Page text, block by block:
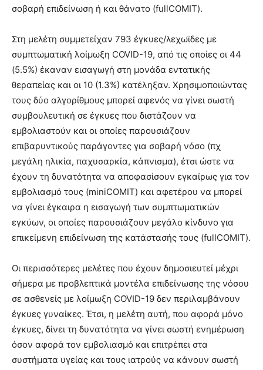
σοβαρή επιδείνωση ή και θάνατο (fullCOMIT).
Στη μελέτη συμμετείχαν 793 έγκυες/λεχωϊδες με
συμπτωματική λοίμωξη COVID-19, από τις οποίες οι 44
(5.5%) έκαναν εισαγωγή στη μονάδα εντατικής
θεραπείας και οι 10 (1.3%) κατέληξαν. Χρησιμοποιώντας
τους δύο αλγορίθμους μπορεί αφενός να γίνει σωστή
συμβουλευτική σε έγκυες που διστάζουν να
εμβολιαστούν και οι οποίες παρουσιάζουν
επιβαρυντικούς παράγοντες για σοβαρή νόσο (πχ
μεγάλη ηλικία, παχυσαρκία, κάπνισμα), έτσι ώστε να
έχουν τη δυνατότητα να αποφασίσουν εγκαίρως για τον
εμβολιασμό τους (miniCOMIT) και αφετέρου να μπορεί
να γίνει έγκαιρα η εισαγωγή των συμπτωματικών
εγκύων, οι οποίες παρουσιάζουν μεγάλο κίνδυνο για
επικείμενη επιδείνωση της κατάστασής τους (fullCOMIT).
Οι περισσότερες μελέτες που έχουν δημοσιευτεί μέχρι
σήμερα με προβλεπτικά μοντέλα επιδείνωσης της νόσου
σε ασθενείς με λοίμωξη COVID-19 δεν περιλαμβάνουν
έγκυες γυναίκες. Έτσι, η μελέτη αυτή, που αφορά μόνο
έγκυες, δίνει τη δυνατότητα να γίνει σωστή ενημέρωση
όσον αφορά τον εμβολιασμό και επιτρέπει στα
συστήματα υγείας και τους ιατρούς να κάνουν σωστή